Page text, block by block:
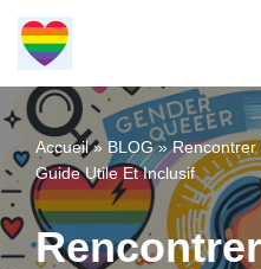
Aller
au
contenu
Accueil» BLOG»Rencontrer
Guide Utile Et Inclusif